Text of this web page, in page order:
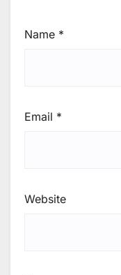
Name *
Email *
Website